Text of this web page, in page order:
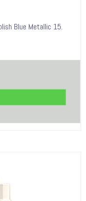
Blue Metallic 15.